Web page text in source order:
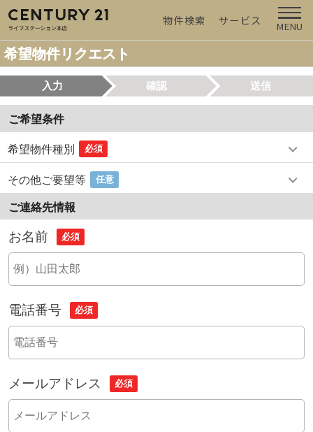
物件検索 サービス MENU
希望物件リクエスト
入力 確認 送信
ご希望条件
希望物件種別 必須
その他ご要望等 任意
ご連絡先情報
お名前 必須
電話番号 必須
メールアドレス 必須